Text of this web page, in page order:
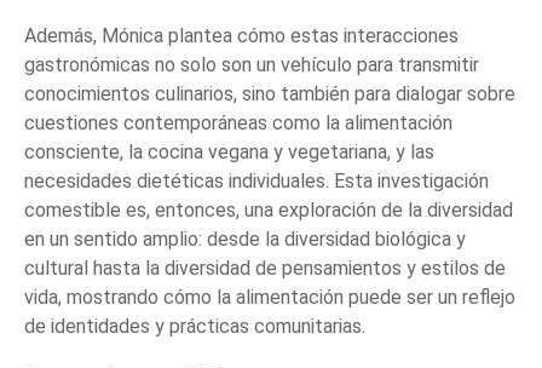
Además, Mónica plantea cómo estas interacciones
gastronómicas no solo son un vehículo para transmitir
conocimientos culinarios, sino también para dialogar sobre
cuestiones contemporáneas como la alimentación
consciente, la cocina vegana y vegetariana, y las
necesidades dietéticas individuales. Esta investigación
comestible es, entonces, una exploración de la diversidad
en un sentido amplio: desde la diversidad biológica y
cultural hasta la diversidad de pensamientos y estilos de
vida, mostrando cómo la alimentación puede ser un reflejo
de identidades y prácticas comunitarias.